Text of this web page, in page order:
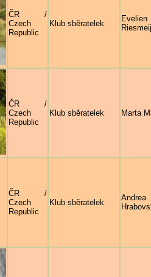
ČR /
Czech
Republic
Klub sběratelek
Evelien
ČR /
Czech
Republic
Klub sběratelek Marta
ČR /
Czech
Republic
Klub sběratelek
Andrea